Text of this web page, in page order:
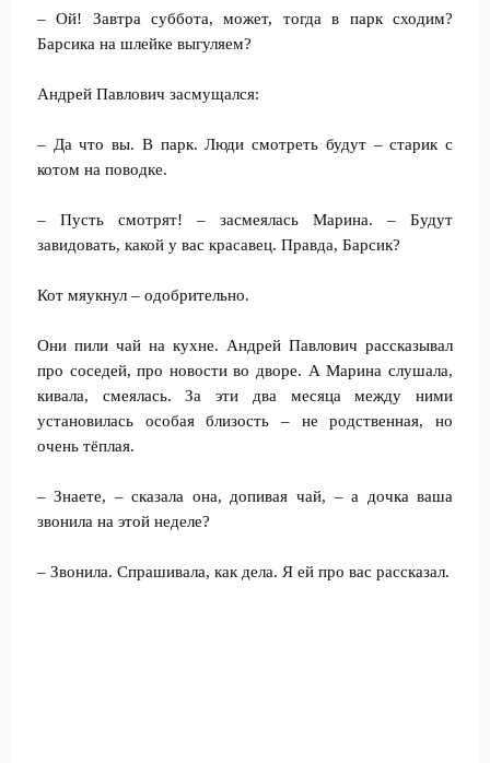
– Ой! Завтра суббота, может, тогда в парк сходим?
Барсика на шлейке выгуляем?
Андрей Павлович засмущался:
– Да что вы. В парк. Люди смотреть будут – старик с
котом на поводке.
– Пусть смотрят! – засмеялась Марина. – Будут
завидовать, какой у вас красавец. Правда, Барсик?
Кот мяукнул – одобрительно.
Они пили чай на кухне. Андрей Павлович рассказывал
про соседей, про новости во дворе. А Марина слушала,
кивала, смеялась. За эти два месяца между ними
установилась особая близость – не родственная, но
очень тёплая.
– Знаете, – сказала она, допивая чай, – а дочка ваша
звонила на этой неделе?
– Звонила. Спрашивала, как дела. Я ей про вас рассказал.